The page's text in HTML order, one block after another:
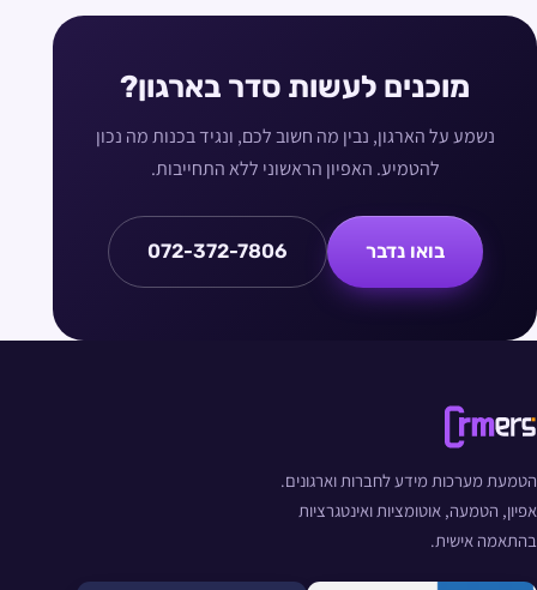
מוכנים לעשות סדר בארגון?
נשמע על הארגון, נבין מה חשוב לכם, ונגיד בכנות מה נכון
להטמיע. האפיון הראשוני ללא התחייבות.
בואו נדבר 072-372-7806
הטמעת מערכות מידע לחברות וארגונים.
אפיון, הטמעה, אוטומציות ואינטגרציות
בהתאמה אישית.